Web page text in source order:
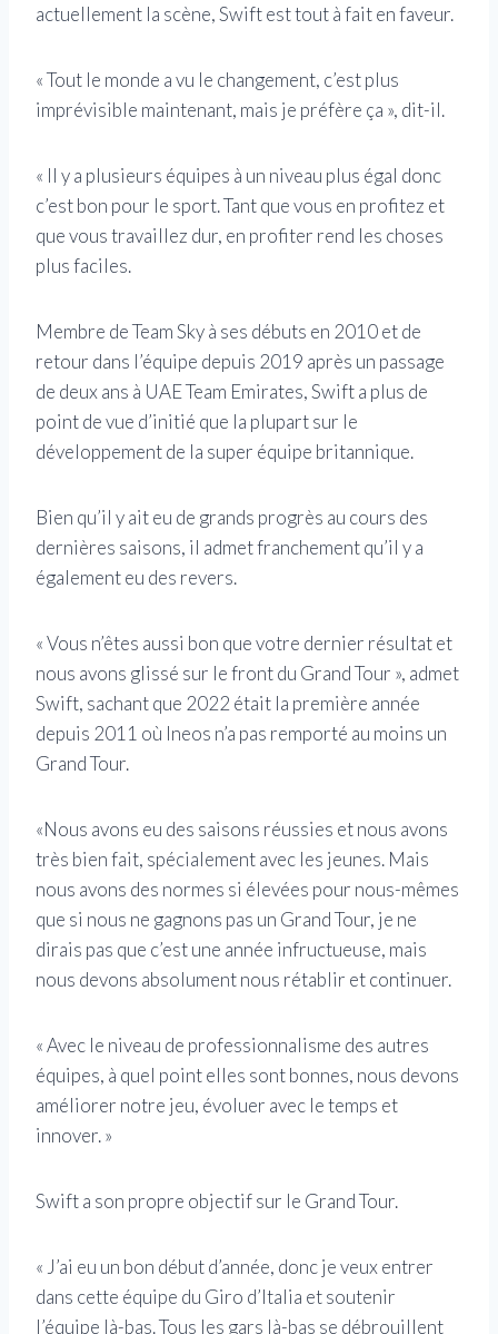
actuellement la scène, Swift est tout à fait en faveur.
« Tout le monde a vu le changement, c’est plus
imprévisible maintenant, mais je préfère ça », dit-il.
« Il y a plusieurs équipes à un niveau plus égal donc
c’est bon pour le sport. Tant que vous en profitez et
que vous travaillez dur, en profiter rend les choses
plus faciles.
Membre de Team Sky à ses débuts en 2010 et de
retour dans l’équipe depuis 2019 après un passage
de deux ans à UAE Team Emirates, Swift a plus de
point de vue d’initié que la plupart sur le
développement de la super équipe britannique.
Bien qu’il y ait eu de grands progrès au cours des
dernières saisons, il admet franchement qu’il y a
également eu des revers.
« Vous n’êtes aussi bon que votre dernier résultat et
nous avons glissé sur le front du Grand Tour », admet
Swift, sachant que 2022 était la première année
depuis 2011 où Ineos n’a pas remporté au moins un
Grand Tour.
«Nous avons eu des saisons réussies et nous avons
très bien fait, spécialement avec les jeunes. Mais
nous avons des normes si élevées pour nous-mêmes
que si nous ne gagnons pas un Grand Tour, je ne
dirais pas que c’est une année infructueuse, mais
nous devons absolument nous rétablir et continuer.
« Avec le niveau de professionnalisme des autres
équipes, à quel point elles sont bonnes, nous devons
améliorer notre jeu, évoluer avec le temps et
innover. »
Swift a son propre objectif sur le Grand Tour.
« J’ai eu un bon début d’année, donc je veux entrer
dans cette équipe du Giro d’Italia et soutenir
l’équipe là-bas. Tous les gars là-bas se débrouillent